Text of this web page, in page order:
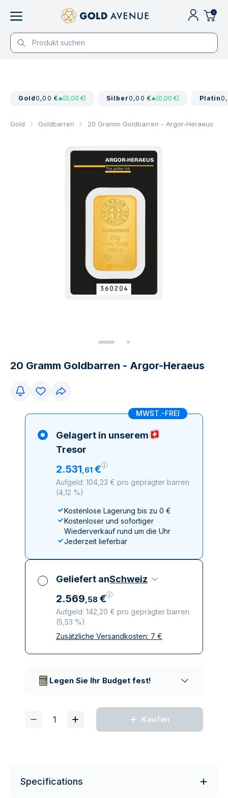
0
Gold0,00 € (0,00 €) Silber0,00 € (0,00 €) Platin
Gold Goldbarren 20 Gramm Goldbarren - Argor-Heraeus
20 Gramm Goldbarren - Argor-Heraeus
MWST.-FREI
Gelagert in unserem
Tresor
2.531,61 €
Aufgeld: 104,23 € pro geprägter barren
(4,12 %)
Kostenlose Lagerung bis zu 0 €
Kostenloser und sofortiger
Wiederverkauf rund um die Uhr
Jederzeit lieferbar
Geliefert anSchweiz
2.569,58 €
Aufgeld: 142,20 € pro geprägter barren
(5,53 %)
Alle Steuern inbegriffen
Zusätzliche Versandkosten: 7 €
Legen Sie Ihr Budget fest!
Kaufen
Specifications